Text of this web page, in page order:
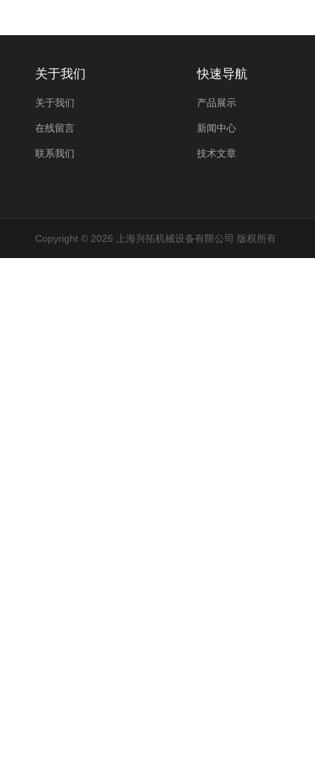
关于我们
关于我们
在线留言
联系我们
快速导航
产品展示
新闻中心
技术文章
Copyright © 2026 上海兴拓机械设备有限公司 版权所有